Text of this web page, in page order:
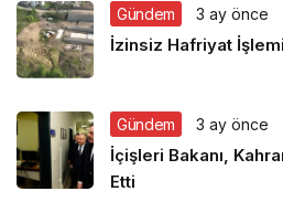
Gündem 3 ay önce
İzinsiz Hafriyat
Gündem 3 ay önce
İçişleri Bakanı,
Etti